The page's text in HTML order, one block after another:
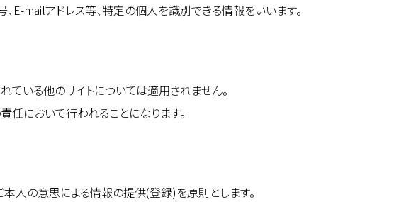
E-mailアドレス等、特定の個人を識別できる情報をいいます。
ている他のサイトについては適用されません。
任において行われることになります。
人の意思による情報の提供(登録)を原則とします。